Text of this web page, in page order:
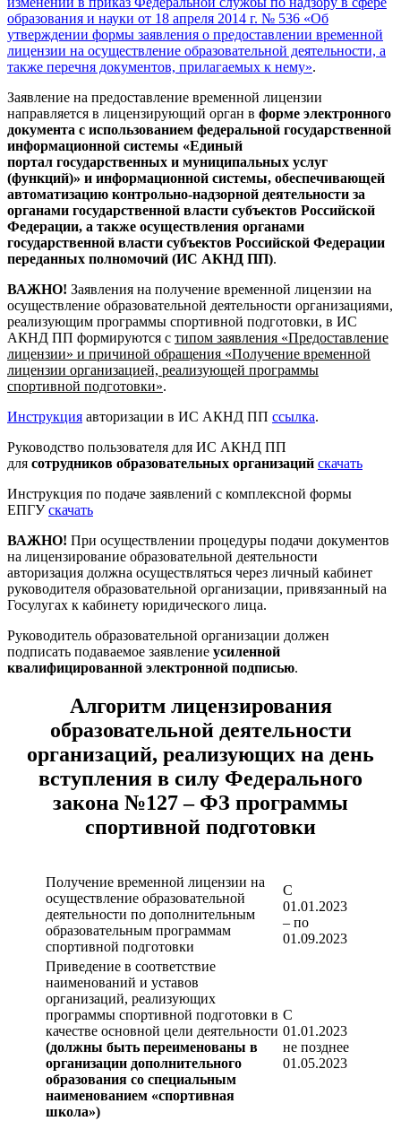
образования и науки от 18 апреля 2014 г. № 536 «Об
утверждении формы заявления о предоставлении временной
лицензии на осуществление образовательной деятельности, а
также перечня документов, прилагаемых к нему».
Заявление на предоставление временной лицензии
направляется в лицензирующий орган в форме электронного
документа с использованием федеральной государственной
информационной системы «Единый
портал государственных и муниципальных услуг
(функций)» и информационной системы, обеспечивающей
автоматизацию контрольно-надзорной деятельности за
органами государственной власти субъектов Российской
Федерации, а также осуществления органами
государственной власти субъектов Российской Федерации
переданных полномочий (ИС АКНД ПП).
ВАЖНО! Заявления на получение временной лицензии на
осуществление образовательной деятельности организациями,
реализующим программы спортивной подготовки, в ИС
АКНД ПП формируются с типом заявления «Предоставление
лицензии» и причиной обращения «Получение временной
лицензии организацией, реализующей программы
спортивной подготовки».
Инструкция авторизации в ИС АКНД ПП ссылка.
Руководство пользователя для ИС АКНД ПП
для сотрудников образовательных организаций скачать
Инструкция по подаче заявлений с комплексной формы
ЕПГУскачать
ВАЖНО! При осуществлении процедуры подачи документов
на лицензирование образовательной деятельности
авторизация должна осуществляться через личный кабинет
руководителя образовательной организации, привязанный на
Госулугах к кабинету юридического лица.
Руководитель образовательной организации должен
подписать подаваемое заявление усиленной
квалифицированной электронной подписью.
Алгоритм лицензирования
образовательной деятельности
организаций, реализующих на день
вступления в силу Федерального
закона №127 – ФЗ программы
спортивной подготовки
Получение временной лицензии на
осуществление образовательной
деятельности по дополнительным
образовательным программам
спортивной подготовки
С
01.01.2023
– по
01.09.2023
Приведение в соответствие
наименований и уставов
организаций, реализующих
программы спортивной подготовки в
качестве основной цели деятельности
(должны быть переименованы в
организации дополнительного
образования со специальным
наименованием «спортивная
школа»)
С
01.01.2023
не позднее
01.05.2023